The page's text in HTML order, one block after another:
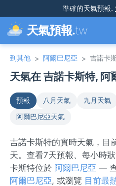
準確的天氣預報.
天氣預報.tw
到其他 > 阿爾巴尼亞 > 吉諾卡
天氣在 吉諾卡斯特,
預報 八月天氣 九月天氣
阿爾巴尼亞天氣
吉諾卡斯特的實時天氣，目
天。查看7天預報、每小時
卡斯特位於 阿爾巴尼亞 —
阿爾巴尼亞, 或瀏覽 目前最